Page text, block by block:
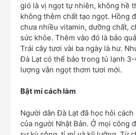
gió là vị ngọt tự nhiên, không hề
không thêm chất tạo ngọt. Hồng
chưa nhiều vitamin, dưỡng chất,
sức khỏe. Thêm vào đó là bảo
Trái cây tươi vài ba ngày là hư.
Đà Lạt có thể bảo trong tủ lạnh
lượng vẫn ngọt thơm tươi mới.
Bật mí cách làm
Người dân Đà Lạt đã học hỏi
của người Nhật Bản. Ở mọi công